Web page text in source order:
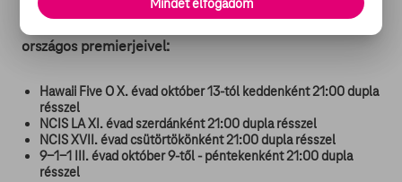
országos premierjeivel:
Hawaii Five O X. évad október 13-tól keddenként 21:00 dupla
résszel
NCIS LA XI. évad szerdánként 21:00 dupla résszel
NCIS XVII. évad csütörtökönként 21:00 dupla résszel
9-1-1 III. évad október 9-től - péntekenként 21:00 dupla
résszel